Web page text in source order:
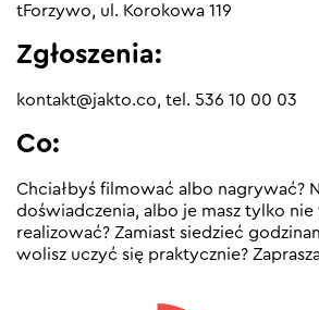
tForzywo, ul. Korokowa 119
Zgłoszenia:
kontakt@jakto.co, tel. 536 10 00 03
Co:
Chciałbyś filmować albo nagrywać?
doświadczenia, albo je masz tylko nie
realizować? Zamiast siedzieć
wolisz uczyć się praktycznie?